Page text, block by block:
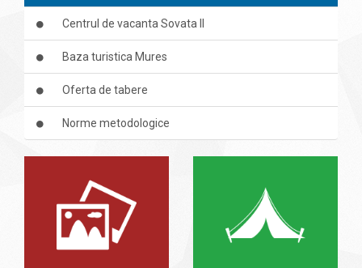
Centrul de vacanta Sovata II
Baza turistica Mures
Oferta de tabere
Norme metodologice